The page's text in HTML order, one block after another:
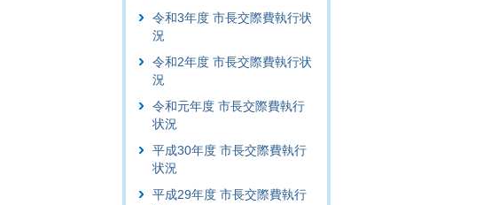
令和3年度 市長交際費執行状
況
令和2年度 市長交際費執行状
況
令和元年度 市長交際費執行
状況
平成30年度 市長交際費執行
状況
平成29年度 市長交際費執行